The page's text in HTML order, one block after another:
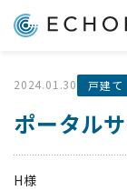
2024.01.30 戸建て
ポータル
H様